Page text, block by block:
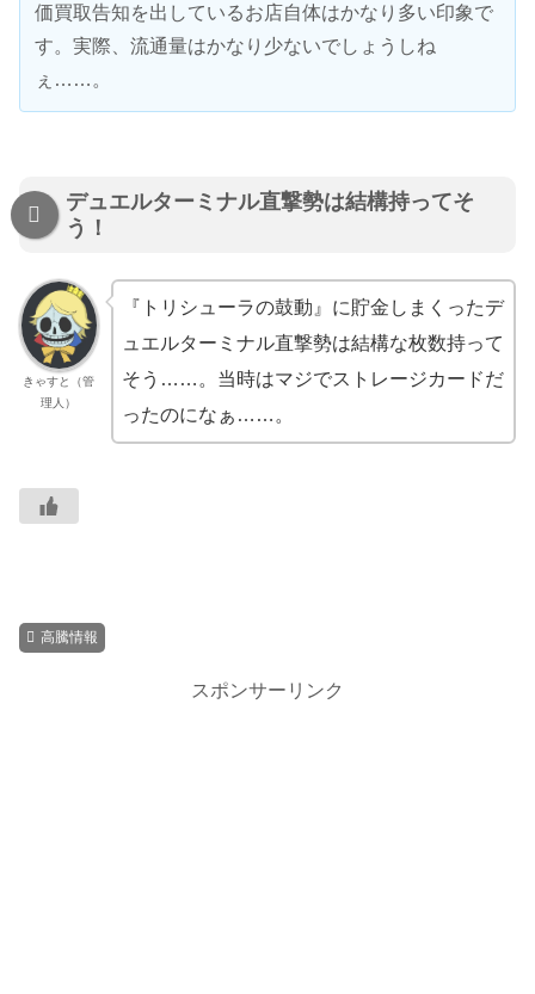
価買取告知を出しているお店自体はかなり多い印象で
す。実際、流通量はかなり少ないでしょうしね
ぇ……。
デュエルターミナル直撃勢は結構持ってそ
う！
きゃすと（管
理人）
『トリシューラの鼓動』に貯金しまくったデ
ュエルターミナル直撃勢は結構な枚数持って
そう……。当時はマジでストレージカードだ
ったのになぁ……。
高騰情報
スポンサーリンク